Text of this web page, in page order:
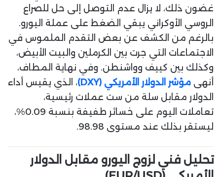
غضون ذلك، لا يزال عدم التوصل إلى حل للصراع
الروسي الأوكراني يبقي الضغط على عملة اليورو.
بالرغم من الكشف عن بعض التقدم الملموس في
الاجتماعات التي جرت بين الكرملين والبيت الأبيض،
وكذلك بين كييف وواشنطن. وفي نهاية المطاف،
أنهى مؤشر الدولار الأمريكي (DXY)
، الذي يقيس أداء
الدولار مقابل سلة من ست عملات رئيسية،
تعاملات اليوم على خسائر طفيفة بنسبة 0.09%،
ليستقر بذلك عند مستوى 98.98.
تحليل فني لزوج اليورو مقابل الدولار